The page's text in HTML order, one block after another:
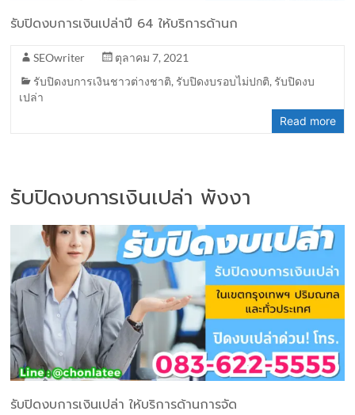
รับปิดงบการเงินเปล่าปี 64 ให้บริการด้านก
SEOwriter
ตุลาคม 7, 2021
รับปิดงบการเงินชาวต่างชาติ, รับปิดงบรอบไม่ปกติ, รับปิดงบ
เปล่า
Read more
รับปิดงบการเงินเปล่า พังงา
รับปิดงบการเงินเปล่า ให้บริการด้านการจัด